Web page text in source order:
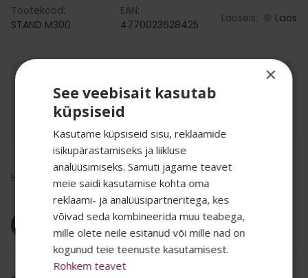
Tootekood:
STAND M300
EAN:
4770023628425
Laoseis: Laos
+
TK
Hind/TK: 6.01 6,01 /rl
Hind kokku: 6.01
(km-ga)
Lisa korvi
×
See veebisait kasutab
küpsiseid
Kasutame küpsiseid sisu, reklaamide
isikupärastamiseks ja liikluse
analüüsimiseks. Samuti jagame teavet
meie saidi kasutamise kohta oma
reklaami- ja analüüsipartneritega, kes
võivad seda kombineerida muu teabega,
mille olete neile esitanud või mille nad on
kogunud teie teenuste kasutamisest.
Rohkem teavet
SALADUST TAHAD
TEADA? 👀